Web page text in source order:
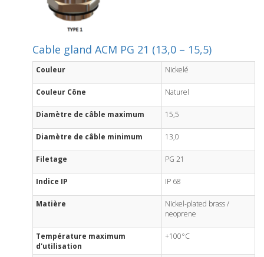
Cable gland ACM PG 21 (13,0 – 15,5)
Couleur Nickelé
Couleur Cône Naturel
Diamètre de câble maximum 15,5
Diamètre de câble minimum 13,0
Filetage PG 21
Indice IP IP 68
Matière
Nickel-plated brass /
neoprene
Température maximum
d'utilisation
+100°C